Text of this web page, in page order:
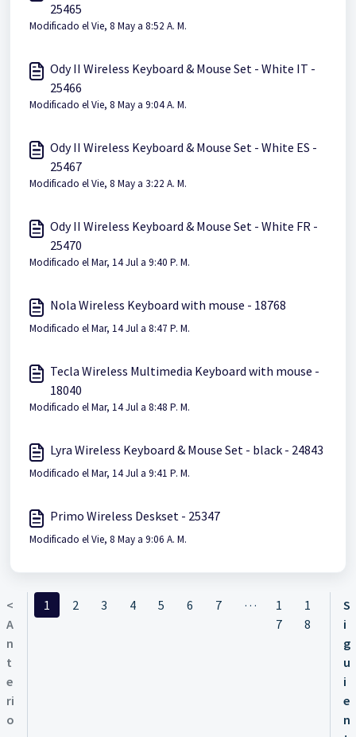
25465
Modificado el Vie, 8 May a 8:52 A. M.
Ody II Wireless Keyboard & Mouse Set - White IT -
25466
Modificado el Vie, 8 May a 9:04 A. M.
Ody II Wireless Keyboard & Mouse Set - White ES -
25467
Modificado el Vie, 8 May a 3:22 A. M.
Ody II Wireless Keyboard & Mouse Set - White FR -
25470
Modificado el Mar, 14 Jul a 9:40 P. M.
Nola Wireless Keyboard with mouse - 18768
Modificado el Mar, 14 Jul a 8:47 P. M.
Tecla Wireless Multimedia Keyboard with mouse -
18040
Modificado el Mar, 14 Jul a 8:48 P. M.
Lyra Wireless Keyboard & Mouse Set - black - 24843
Modificado el Mar, 14 Jul a 9:41 P. M.
Primo Wireless Deskset - 25347
Modificado el Vie, 8 May a 9:06 A. M.
<
A
n
t
e
ri
o
1 2 3 4 5 6 7 …
1
7
1
8
S
i
g
u
i
e
n